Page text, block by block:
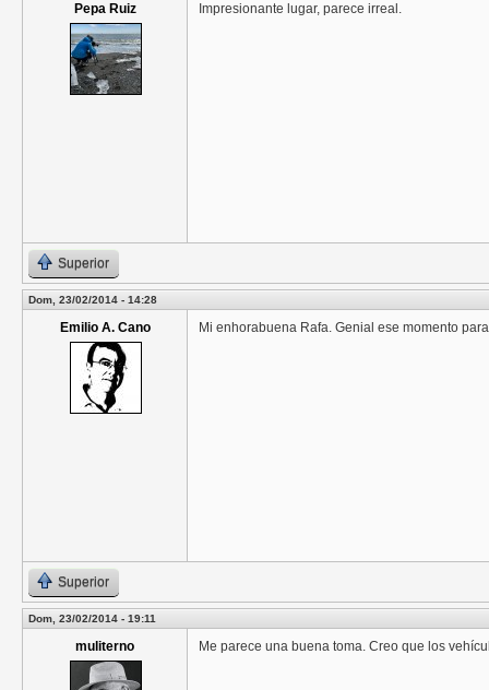
Pepa Ruiz Impresionante lugar, parece irreal.
Superior
Dom, 23/02/2014 - 14:28
Emilio A. Cano Mi enhorabuena Rafa. Genial ese momento
Superior
Dom, 23/02/2014 - 19:11
muliterno Me parece una buena toma. Creo que los